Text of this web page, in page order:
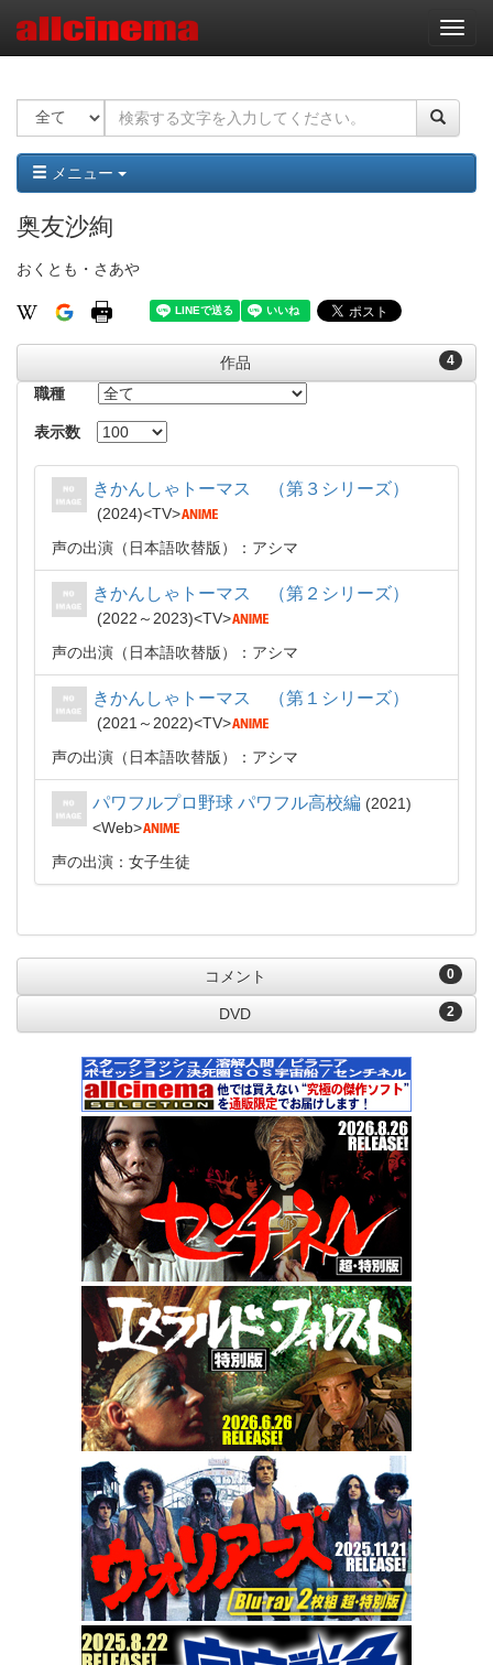
ナ
ビ
ー
ョ
ン
メニュー
奥友沙絢
おくとも・さあや
4
作品
職種
表示数
きかんしゃトーマス （第３シリーズ）
2024
TV
声の出演（日本語吹替版）：アシマ
きかんしゃトーマス （第２シリーズ）
2022～2023
TV
声の出演（日本語吹替版）：アシマ
きかんしゃトーマス （第１シリーズ）
2021～2022
TV
声の出演（日本語吹替版）：アシマ
パワフルプロ野球 パワフル高校編
2021
Web
声の出演：女子生徒
0
コメント
2
DVD